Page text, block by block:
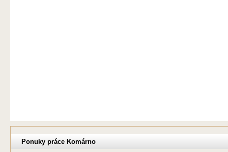
Ponuky práce Komárno